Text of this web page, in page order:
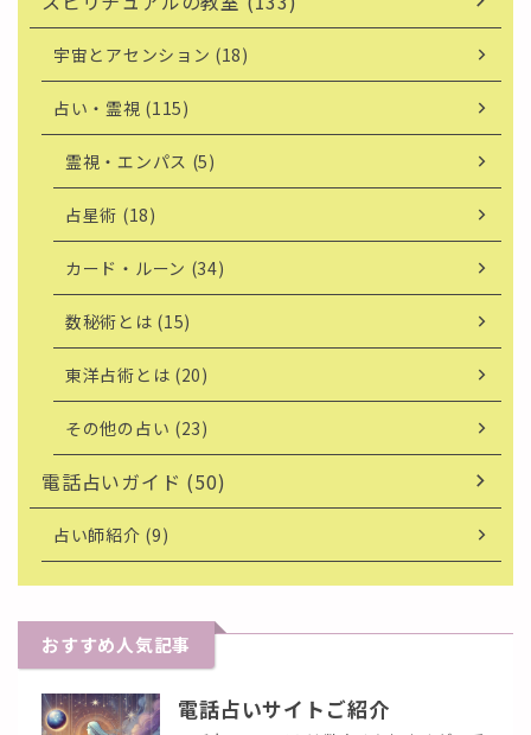
宇宙とアセンション (18)
占い・霊視 (115)
霊視・エンパス (5)
占星術 (18)
カード・ルーン (34)
数秘術とは (15)
東洋占術とは (20)
その他の占い (23)
電話占いガイド (50)
占い師紹介 (9)
おすすめ人気記事
電話占いサイトご紹介